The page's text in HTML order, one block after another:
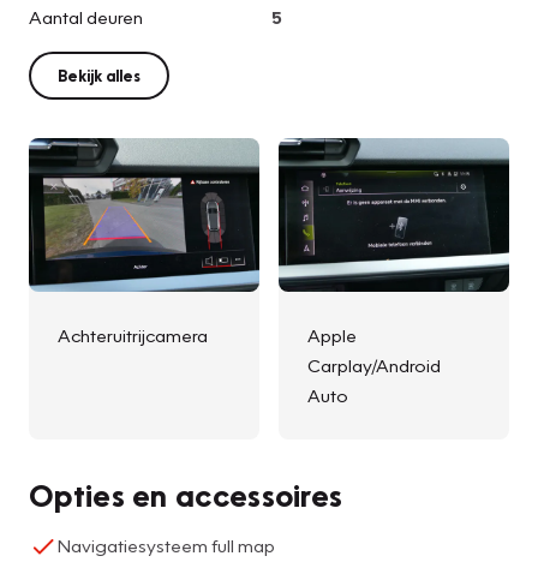
Aantal deuren
5
Bekijk alles
Achteruitrijcamera
Apple
Carplay/Android
Auto
Opties en accessoires
Navigatiesysteem full map